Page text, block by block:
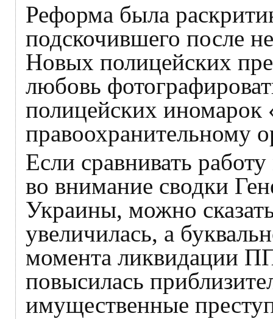
Реформа была
подскочившего после
Новых полицейских
любовь
полицейских иномарок
правоохранительному
Если сравнивать
во внимание сводки
Украины, можно
увеличилась, а
момента ликвидации
повысилась
имущественные